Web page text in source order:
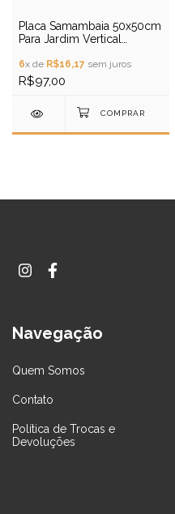
Placa Samambaia 50x50cm
Para Jardim Vertical
6x de R$16,17 sem juros
R$97,00
Navegação
Quem Somos
Contato
Política de Trocas e
Devoluções